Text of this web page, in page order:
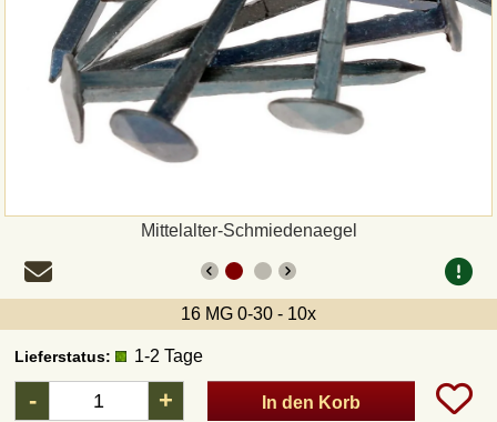
Mittelalter-Schmiedenaegel
16 MG 0-30 - 10x
Lieferstatus: 1-2 Tage
- + In den Korb
PayPal
Vorkasse
Versandarten und Retouren
UPS
DHL Paket
DPD